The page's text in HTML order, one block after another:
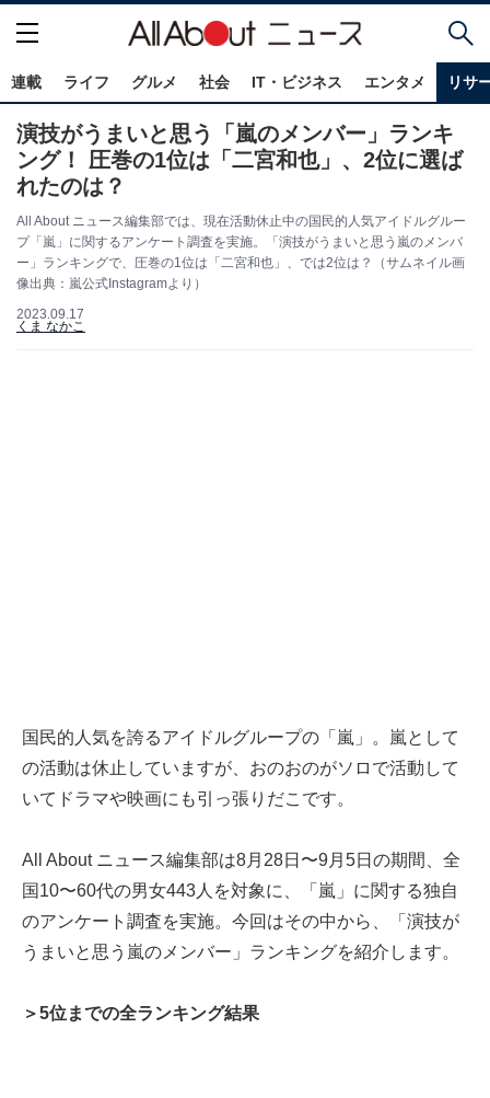
連載 ライフ グルメ 社会 IT・ビジネス エンタメ リサ
演技がうまいと思う「嵐のメンバー」ランキ
ング！ 圧巻の1位は「二宮和也」、2位に選ば
れたのは？
All About ニュース編集部では、現在活動休止中の国民的人気アイドルグルー
プ「嵐」に関するアンケート調査を実施。「演技がうまいと思う嵐のメンバ
ー」ランキングで、圧巻の1位は「二宮和也」、では2位は？（サムネイル画
像出典：嵐公式Instagramより）
2023.09.17
くま なかこ
国民的人気を誇るアイドルグループの「嵐」。嵐として
の活動は休止していますが、おのおのがソロで活動して
いてドラマや映画にも引っ張りだこです。
All About ニュース編集部は8月28日〜9月5日の期間、全
国10〜60代の男女443人を対象に、「嵐」に関する独自
のアンケート調査を実施。今回はその中から、「演技が
うまいと思う嵐のメンバー」ランキングを紹介します。
＞5位までの全ランキング結果